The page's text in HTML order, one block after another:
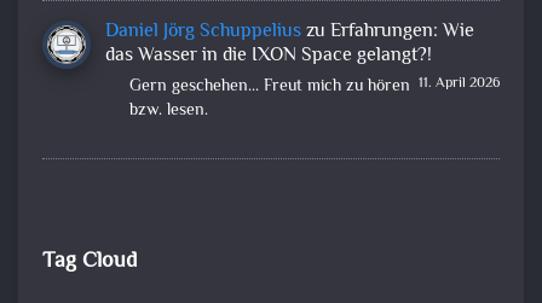
Daniel Jörg Schuppeliuszu Erfahrungen: Wie
das Wasser in die IXON Space gelangt?!
11. April 2026
Gern geschehen... Freut mich zu hören
bzw. lesen.
Tag Cloud